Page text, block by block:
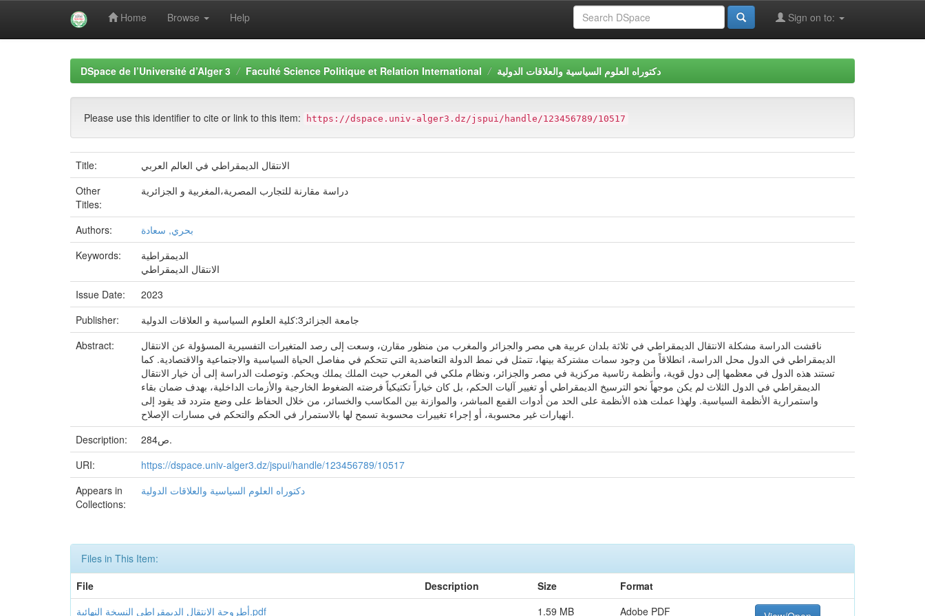
Home Browse Help Sign on to:
DSpace de l’Université d’Alger 3 Faculté Science Politique et Relation International دكتوراه العلوم السياسية والعلاقات الدولية
Please use this identifier to cite or link to this item: https://dspace.univ-alger3.dz/jspui/handle/123456789/10517
Title:
الانتقال الديمقراطي في العالم العربي
Other
Titles:
دراسة مقارنة للتجارب المصرية،المغربية و الجزائرية
Authors:
بحري, سعادة
Keywords:
الديمقراطية
الانتقال الديمقراطي
Issue Date:
2023
Publisher:
جامعة الجزائر3:كلية العلوم السياسية و العلاقات الدولية
Abstract:
ناقشت الدراسة مشكلة الانتقال الديمقراطي في ثلاثة بلدان عربية هي مصر والجزائر والمغرب من منظور مقارن، وسعت إلى رصد المتغيرات التفسيرية المسؤولة عن الانتقال
الديمقراطي في الدول محل الدراسة، انطلاقاً من وجود سمات مشتركة بينها، تتمثل في نمط الدولة التعاضدية التي تتحكم في مفاصل الحياة السياسية والاجتماعية والاقتصادية. كما
تستند هذه الدول في معظمها إلى دول قوية، وأنظمة رئاسية مركزية في مصر والجزائر، ونظام ملكي في المغرب حيث الملك يملك ويحكم. وتوصلت الدراسة إلى أن خيار الانتقال
الديمقراطي في الدول الثلاث لم يكن موجهاً نحو الترسيخ الديمقراطي أو تغيير آليات الحكم، بل كان خياراً تكتيكياً فرضته الضغوط الخارجية والأزمات الداخلية، بهدف ضمان بقاء
واستمرارية الأنظمة السياسية. ولهذا عملت هذه الأنظمة على الحد من أدوات القمع المباشر، والموازنة بين المكاسب والخسائر، من خلال الحفاظ على وضع متردد قد يقود إلى
انهيارات غير محسوبة، أو إجراء تغييرات محسوبة تسمح لها بالاستمرار في الحكم والتحكم في مسارات الإصلاح.
Description:
284ص.
URI:
https://dspace.univ-alger3.dz/jspui/handle/123456789/10517
Appears in
Collections:
دكتوراه العلوم السياسية والعلاقات الدولية
Files in This Item:
File
Description Size
Format
أطروحة الإنتقال الديمقراطي النسخة النهائية.pdf
1.59 MB Adobe PDF